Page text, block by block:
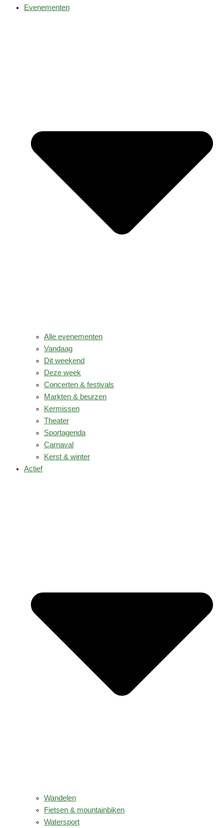
Evenementen
Alle evenementen
Vandaag
Dit weekend
Deze week
Concerten & festivals
Markten & beurzen
Kermissen
Theater
Sportagenda
Carnaval
Kerst & winter
Actief
Wandelen
Fietsen & mountainbiken
Watersport